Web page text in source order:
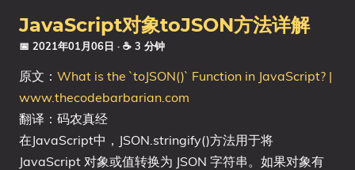
JavaScript对象toJSON方法详解
📅 2021年01月06日 · ☕ 3 分钟
原文： What is the `toJSON()` Function in JavaScript? |
www.thecodebarbarian.com
翻译：码农真经
在JavaScript中，JSON.stringify()方法用于将
JavaScript 对象或值转换为 JSON 字符串。如果对象有